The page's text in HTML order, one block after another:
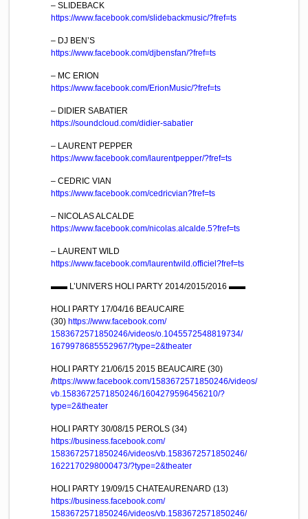
– SLIDEBACK
https://www.facebook.com/slidebackmusic/?fref=ts
– DJ BEN’S
https://www.facebook.com/djbensfan/?fref=ts
– MC ERION
https://www.facebook.com/ErionMusic/?fref=ts
– DIDIER SABATIER
https://soundcloud.com/didier-sabatier
– LAURENT PEPPER
https://www.facebook.com/laurentpepper/?fref=ts
– CEDRIC VIAN
https://www.facebook.com/cedricvian?fref=ts
– NICOLAS ALCALDE
https://www.facebook.com/nicolas.alcalde.5?fref=ts
– LAURENT WILD
https://www.facebook.com/laurentwild.officiel?fref=ts
▬▬ L’UNIVERS HOLI PARTY 2014/2015/2016 ▬▬
HOLI PARTY 17/04/16 BEAUCAIRE
(30) https://www.facebook.com/
1583672571850246/videos/o.1045572548819734/
1679978685552967/?type=2&theater
HOLI PARTY 21/06/15 2015 BEAUCAIRE (30)
/https://www.facebook.com/1583672571850246/videos/
vb.1583672571850246/1604279596456210/?
type=2&theater
HOLI PARTY 30/08/15 PEROLS (34)
https://business.facebook.com/
1583672571850246/videos/vb.1583672571850246/
1622170298000473/?type=2&theater
HOLI PARTY 19/09/15 CHATEAURENARD (13)
https://business.facebook.com/
1583672571850246/videos/vb.1583672571850246/